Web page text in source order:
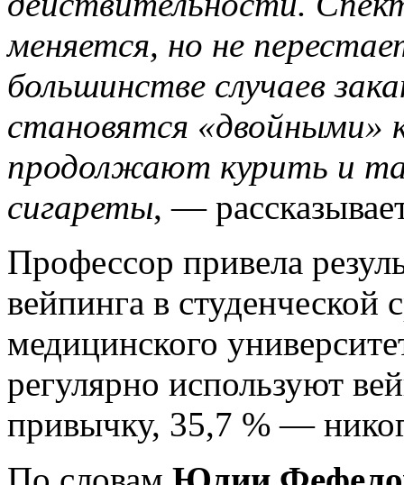
меняется, но не
большинстве случаев
становятся «двойными»
продолжают курить и
сигареты, —
Профессор привела
вейпинга в студенческой
медицинского
регулярно используют
привычку, 35,7 % —